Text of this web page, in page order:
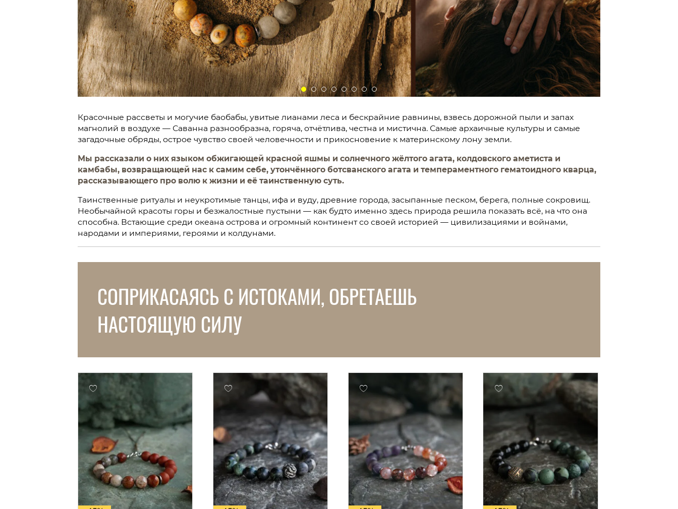
Красочные рассветы и могучие баобабы, увитые лианами леса и бескрайние равнины, взвесь дорожной пыли и запах
магнолий в воздухе — Саванна разнообразна, горяча, отчётлива, честна и мистична. Самые архаичные культуры и самые
загадочные обряды, острое чувство своей человечности и прикосновение к материнскому лону земли.
Мы рассказали о них языком обжигающей красной яшмы и солнечного жёлтого агата, колдовского аметиста и
камбабы, возвращающей нас к самим себе, утончённого ботсванского агата и темпераментного гематоидного кварца,
рассказывающего про волю к жизни и её таинственную суть.
Таинственные ритуалы и неукротимые танцы, ифа и вуду, древние города, засыпанные песком, берега, полные сокровищ.
Необычайной красоты горы и безжалостные пустыни — как будто именно здесь природа решила показать всё, на что она
способна. Встающие среди океана острова и огромный континент со своей историей — цивилизациями и войнами,
народами и империями, героями и колдунами.
СОПРИКАСАЯСЬ С ИСТОКАМИ, ОБРЕТАЕШЬ
НАСТОЯЩУЮ СИЛУ